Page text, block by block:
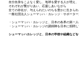
自分自身をこよなく愛し、地球を愛する人が増え、
それぞれが繋がりあい、応援しあいながら
全ての存在が、与えられたいのちを豊かに生きられ
一般社団法人シューマッハ・カレッジ・サポーター
・シューマッハ・カレッジと、日本の各界の第一
・シューマッハ・カレッジの講師陣を日本に招聘
シューマッハカレッジと、日本の学校や組織などを